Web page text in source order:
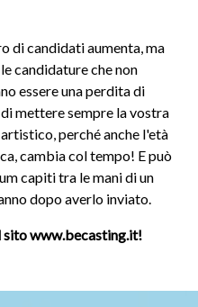
di candidati aumenta, ma
candidature che non
essere una perdita di
mettere sempre la vostra
perché anche l'età
cambia col tempo! E può
capiti tra le mani di un
dopo averlo inviato.
sito www.becasting.it!